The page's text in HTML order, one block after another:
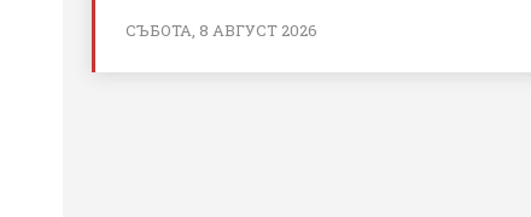
СЪБОТА, 8 АВГУСТ 2026